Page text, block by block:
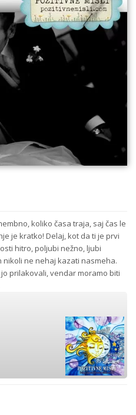
koliko časa traja, saj čas le
je kratko! Delaj, kot da ti je prvi
hitro, poljubi nežno, ljubi
ne nehaj kazati nasmeha.
prilakovali, vendar moramo biti